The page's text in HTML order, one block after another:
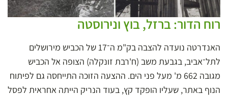
רוח הדור: ברזל, בוץ ונירוסטה
האנדרטה נועדה להצבה בק"מ ה־17 של הכביש מירושלים
לתל־אביב, בגבעת משב (ח'רבת זונקלה) הצופה אל הכביש
מגובה 662 מ' מעל פני הים. ההצעה הזוכה התייחסה גם לפיתוח
הנוף באתר, שעליו הופקד קץ, בעוד הנריק הייתה אחראית לפסל